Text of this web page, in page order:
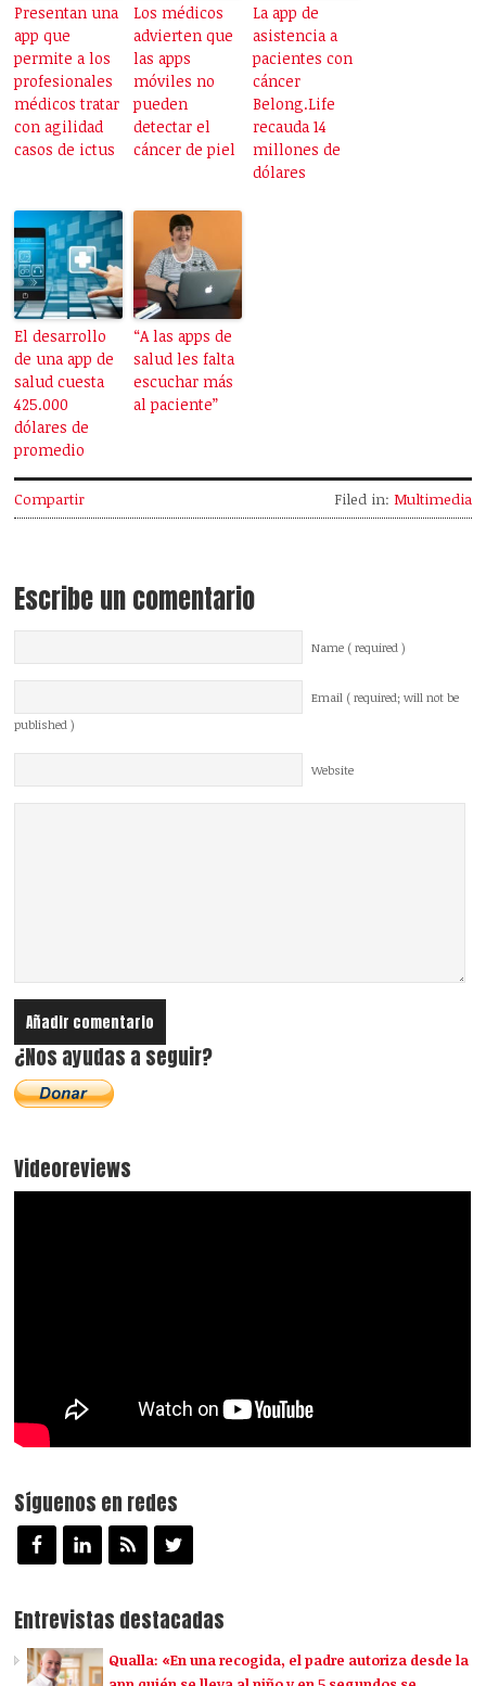
Presentan una
app que
permite a los
profesionales
médicos tratar
con agilidad
casos de ictus
Los médicos
advierten que
las apps
móviles no
pueden
detectar el
cáncer de piel
La app de
asistencia a
pacientes con
cáncer
Belong.Life
recauda 14
millones de
dólares
El desarrollo
de una app de
salud cuesta
425.000
dólares de
promedio
“A las apps de
salud les falta
escuchar más
al paciente”
Compartir Filed in: Multimedia
Escribe un comentario
Name ( required )
Email ( required; will not be
published )
Website
¿Nos ayudas a seguir?
Videoreviews
Síguenos en redes
Entrevistas destacadas
Qualla: «En una recogida, el padre autoriza desde la